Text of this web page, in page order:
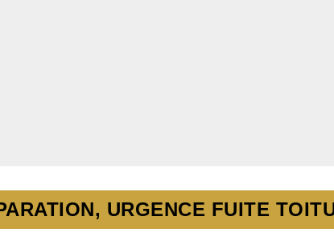
URGENCE FUITE